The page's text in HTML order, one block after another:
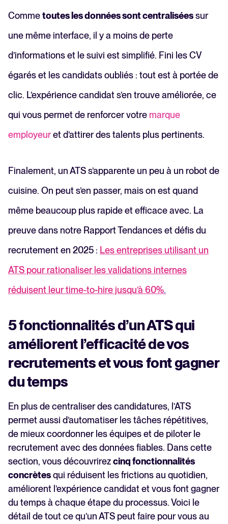
Commetoutes les données sont centraliséessur
une même interface, il y a moins de perte
d’informations et le suivi est simplifié. Fini les CV
égarés et les candidats oubliés : tout est à portée de
clic. L’expérience candidat s’en trouve améliorée, ce
qui vous permet de renforcer votre marque
employeuret d’attirer des talents plus pertinents.
Finalement, un ATS s’apparente un peu à un robot de
cuisine. On peut s’en passer, mais on est quand
même beaucoup plus rapide et efficace avec. La
preuve dans notre Rapport Tendances et défis du
recrutement en 2025 : Les entreprises utilisant un
ATS pour rationaliser les validations internes
réduisent leur time-to-hire jusqu’à 60%.
5 fonctionnalités d’un ATS qui
améliorent l’efficacité de vos
recrutements et vous font gagner
du temps
En plus de centraliser des candidatures, l’ATS
permet aussi d’automatiser les tâches répétitives,
de mieux coordonner les équipes et de piloter le
recrutement avec des données fiables. Dans cette
section, vous découvrirezcinq fonctionnalités
concrètesqui réduisent les frictions au quotidien,
améliorent l’expérience candidat et vous font gagner
du temps à chaque étape du processus. Voici le
détail de tout ce qu’un ATS peut faire pour vous au